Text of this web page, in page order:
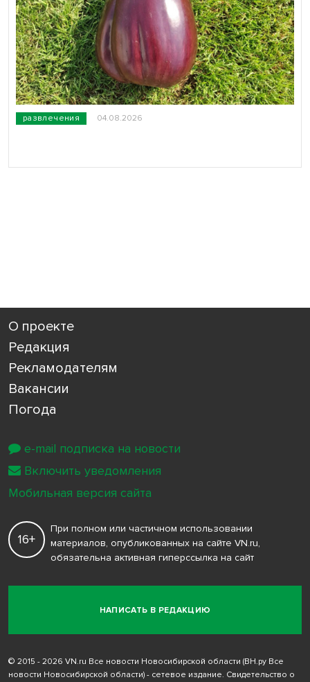
развлечения 04.08.2026
О проекте
Редакция
Рекламодателям
Вакансии
Погода
НАПИСАТЬ В РЕДАКЦИЮ
16+
При полном или частичном использовании
материалов, опубликованных на сайте VN.ru,
обязательна активная гиперссылка на сайт
© 2015 - 2026 VN.ru Все новости Новосибирской области (ВН.ру Все
новости Новосибирской области) - сетевое издание. Свидетельство о
e-mail подписка на новости
Включить уведомления
Мобильная версия сайта